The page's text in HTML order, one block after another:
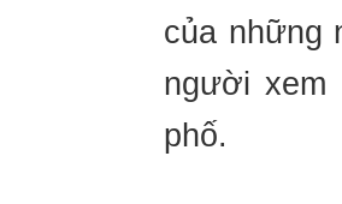
của những
người
phố.